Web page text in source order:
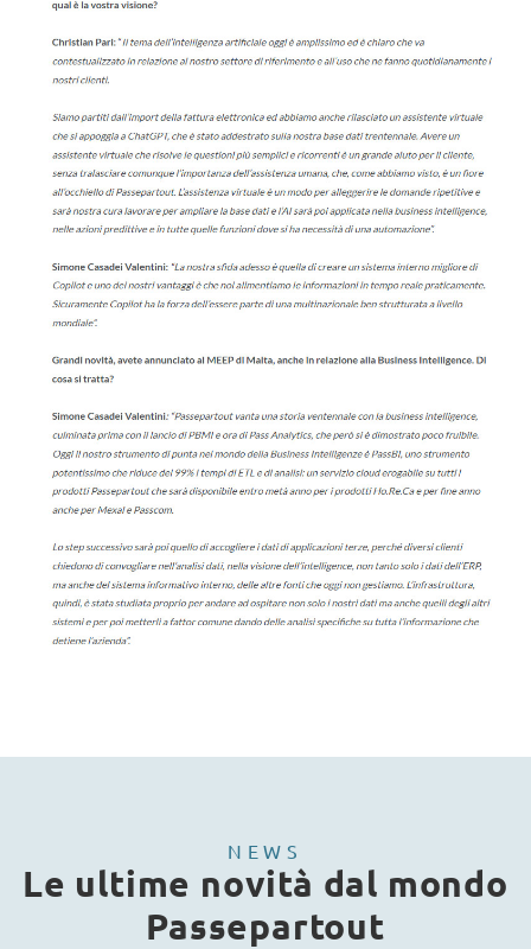
NEWS
Le ultime novità dal mondo
Passepartout